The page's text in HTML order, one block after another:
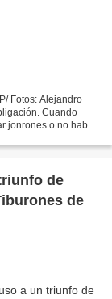
Fotos: Alejandro
Cuando
jonrones o no habrá
de
de